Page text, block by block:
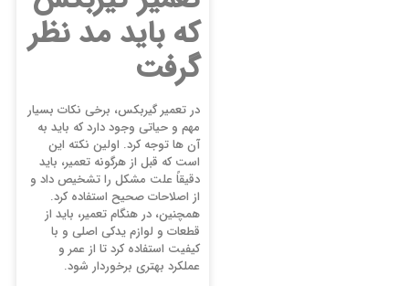
که باید مد نظر
گرفت
در تعمیر گیربکس، برخی نکات بسیار
مهم و حیاتی وجود دارد که باید به
آن ‌ها توجه کرد. اولین نکته این
است که قبل از هرگونه تعمیر، باید
دقیقاً علت مشکل را تشخیص داد و
از اصلاحات صحیح استفاده کرد.
همچنین، در هنگام تعمیر، باید از
قطعات و لوازم یدکی اصلی و با
کیفیت استفاده کرد تا از عمر و
عملکرد بهتری برخوردار شود.